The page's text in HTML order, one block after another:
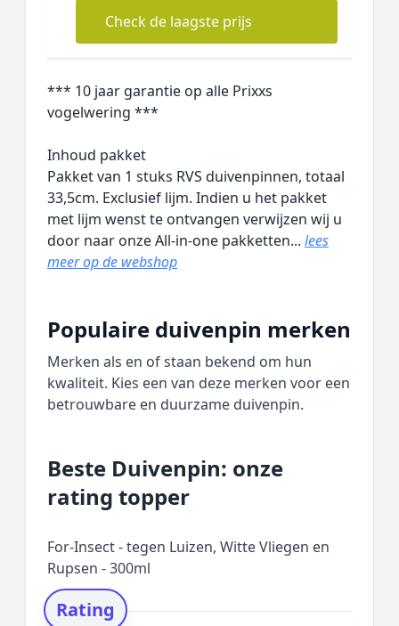
Check de laagste prijs
*** 10 jaar garantie op alle Prixxs
vogelwering ***
Inhoud pakket
Pakket van 1 stuks RVS duivenpinnen, totaal
33,5cm. Exclusief lijm. Indien u het pakket
met lijm wenst te ontvangen verwijzen wij u
door naar onze All-in-one pakketten... lees
meer op de webshop
Populaire duivenpin merken
Merken als en of staan bekend om hun
kwaliteit. Kies een van deze merken voor een
betrouwbare en duurzame duivenpin.
Beste Duivenpin: onze
rating topper
For-Insect - tegen Luizen, Witte Vliegen en
Rupsen - 300ml
Rating